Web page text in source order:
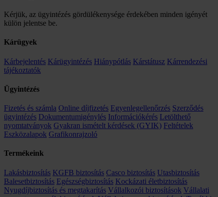
Kérjük, az ügyintézés gördülékenysége érdekében minden igényét
külön jelentse be.
Kárügyek
Kárbejelentés Kárügyintézés Hiánypótlás Kárstátusz Kárrendezési
tájékoztatók
Ügyintézés
Fizetés és számla Online díjfizetés Egyenlegellenőrzés Szerződés
ügyintézés Dokumentumigénylés Információkérés Letölthető
nyomtatványok Gyakran ismételt kérdések (GYIK) Feltételek
Eszközalapok Grafikonrajzoló
Termékeink
Lakásbiztosítás KGFB biztosítás Casco biztosítás Utasbiztosítás
Balesetbiztosítás Egészségbiztosítás Kockázati életbiztosítás
Nyugdíjbiztosítás és megtakarítás Vállalkozói biztosítások Vállalati